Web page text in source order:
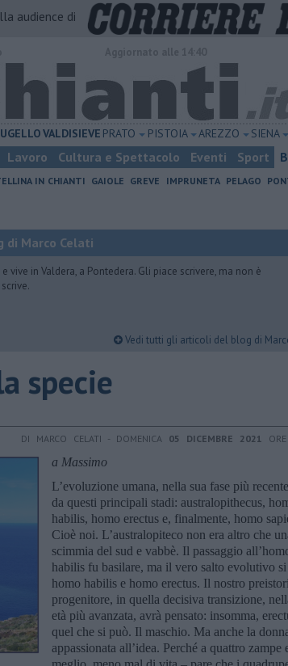
audience di
VALDISIEVE PRATO PISTOIA AREZZO SIENA
Lavoro Cultura e Spettacolo Eventi Sport
IN CHIANTI GAIOLE GREVE IMPRUNETA PELAGO
di Marco Celati
vive in Valdera, a Pontedera. Gli piace scrivere, ma non è
Vedi tutti gli articoli del blog di
specie
DI MARCO CELATI - DOMENICA 05 DICEMBRE 2021
a Massimo
L’evoluzione umana, nella sua fase più
da questi principali stadi: australopithecus,
habilis, homo erectus e, finalmente, homo
Cioè noi. L’australopiteco non era altro che
scimmia del sud e vabbè. Il passaggio
habilis fu basilare, ma il vero salto evolutivo si
homo habilis e homo erectus. Il nostro
progenitore, in quella decisiva transizione,
età più avanzata, avrà pensato: insomma,
quel che si può. Il maschio. Ma anche la
appassionata all’idea. Perché a quattro zampe